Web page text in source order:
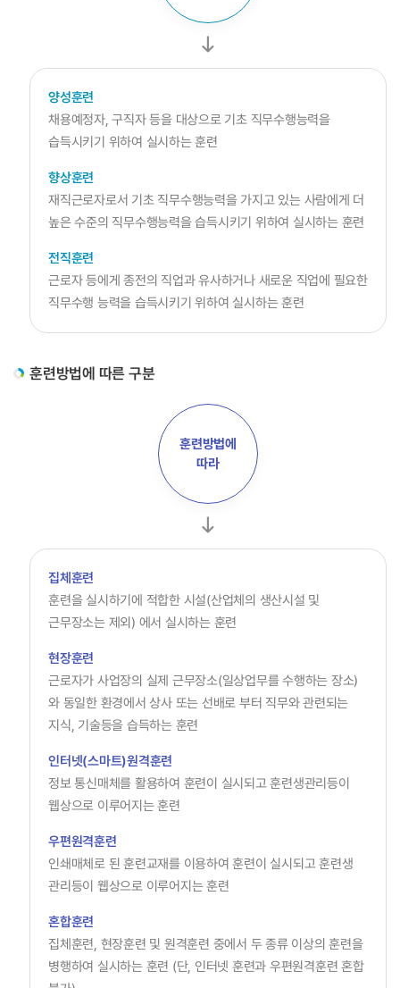
HRD4U
사업소개 훈련지원
국가인적자원개발컨소시엄
지역인적자원개발위원회
인재키움훈련 과정소개
HRD확산/인프라 지원
직업능력의 달
인적자원개발컨퍼런스
통합접수
주치의
능력개발전담 주치의
홍보센터
정기간행물
카드뉴스
고객참여
양성훈련
채용예정자, 구직자 등을 대상으로 기초 직무수행능력을
습득시키기 위하여 실시하는 훈련
향상훈련
재직근로자로서 기초 직무수행능력을 가지고 있는 사람에게 더
높은 수준의 직무수행능력을 습득시키기 위하여 실시하는 훈련
전직훈련
근로자 등에게 종전의 직업과 유사하거나 새로운 직업에 필요한
직무수행 능력을 습득시키기 위하여 실시하는 훈련
훈련방법에 따른 구분
훈련방법에
따라
집체훈련
훈련을 실시하기에 적합한 시설(산업체의 생산시설 및
근무장소는 제외) 에서 실시하는 훈련
현장훈련
근로자가 사업장의 실제 근무장소(일상업무를 수행하는 장소)
와 동일한 환경에서 상사 또는 선배로 부터 직무와 관련되는
지식, 기술등을 습득하는 훈련
인터넷(스마트)원격훈련
정보 통신매체를 활용하여 훈련이 실시되고 훈련생관리등이
웹상으로 이루어지는 훈련
우편원격훈련
인쇄매체로 된 훈련교재를 이용하여 훈련이 실시되고 훈련생
관리등이 웹상으로 이루어지는 훈련
혼합훈련
집체훈련, 현장훈련 및 원격훈련 중에서 두 종류 이상의 훈련을
병행하여 실시하는 훈련 (단, 인터넷 훈련과 우편원격훈련 혼합